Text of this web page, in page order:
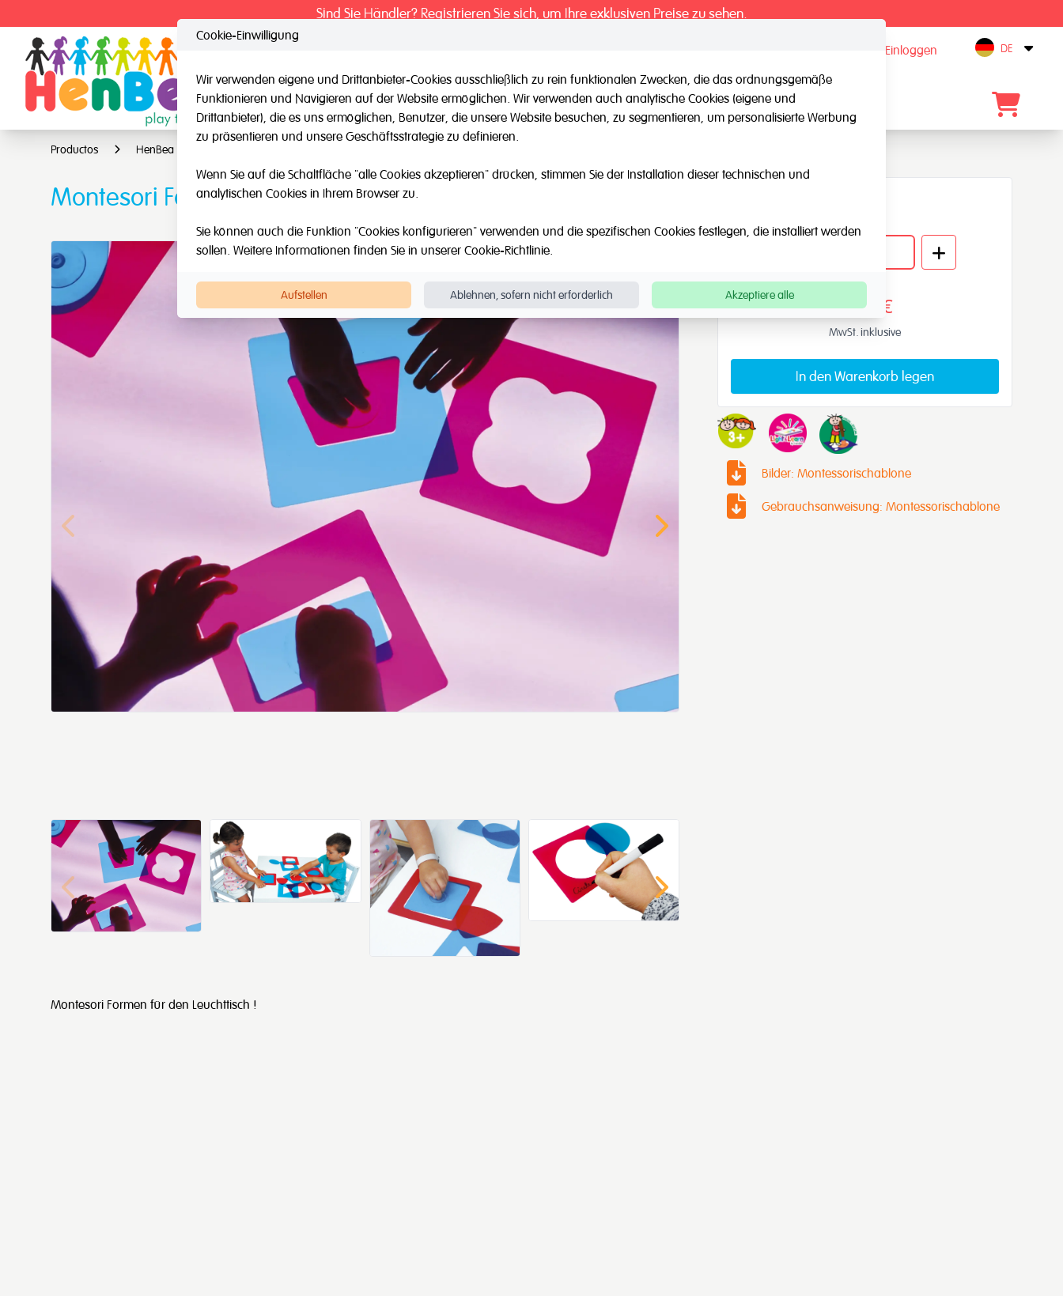
Sind Sie Händler? Registrieren Sie sich, um Ihre exklusiven Preise zu sehen.
registrieren / Einloggen Open
DE
HenBea Nardil / Andere Marken Outlet Über Uns Katalog Blog Kontakt
Productos HenBea
Montesori Formen
Montesori Formen für den Leuchttisch !
14,93€
MwSt. inklusive
In den Warenkorb legen
Bilder: Montessorischablone
Gebrauchsanweisung: Montessorischablone
Cookie-Einwilligung
Wir verwenden eigene und Drittanbieter-Cookies ausschließlich zu rein funktionalen Zwecken, die das ordnungsgemäße
Funktionieren und Navigieren auf der Website ermöglichen. Wir verwenden auch analytische Cookies (eigene und
Drittanbieter), die es uns ermöglichen, Benutzer, die unsere Website besuchen, zu segmentieren, um personalisierte Werbung
zu präsentieren und unsere Geschäftsstrategie zu definieren.
Wenn Sie auf die Schaltfläche "alle Cookies akzeptieren" drücken, stimmen Sie der Installation dieser technischen und
analytischen Cookies in Ihrem Browser zu.
Sie können auch die Funktion "Cookies konfigurieren" verwenden und die spezifischen Cookies festlegen, die installiert werden
sollen. Weitere Informationen finden Sie in unserer Cookie-Richtlinie.
Aufstellen Ablehnen, sofern nicht erforderlich Akzeptiere alle